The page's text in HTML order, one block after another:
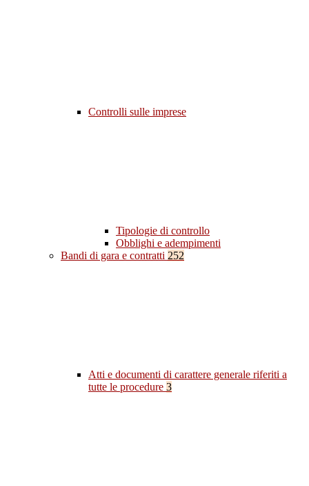
Controlli sulle imprese
Tipologie di controllo
Obblighi e adempimenti
Bandi di gara e contratti 252
Atti e documenti di carattere generale riferiti a
tutte le procedure 3